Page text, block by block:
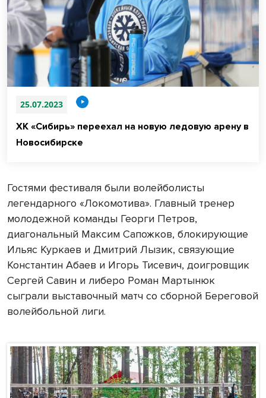
25.07.2023
ХК «Сибирь» переехал на новую ледовую арену в
Новосибирске
Гостями фестиваля были волейболисты
легендарного «Локомотива». Главный тренер
молодежной команды Георги Петров,
диагональный Максим Сапожков, блокирующие
Ильяс Куркаев и Дмитрий Лызик, связующие
Константин Абаев и Игорь Тисевич, доигровщик
Сергей Савин и либеро Роман Мартынюк
сыграли выставочный матч со сборной Береговой
волейбольной лиги.